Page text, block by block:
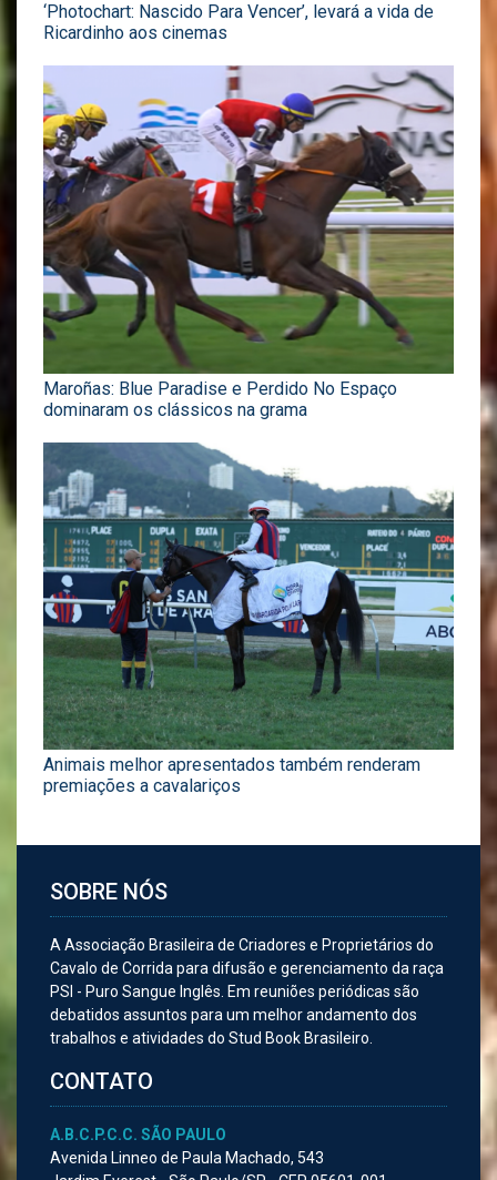
‘Photochart: Nascido Para Vencer’, levará a vida de
Ricardinho aos cinemas
Maroñas: Blue Paradise e Perdido No Espaço
dominaram os clássicos na grama
Animais melhor apresentados também renderam
premiações a cavalariços
SOBRE NÓS
A Associação Brasileira de Criadores e Proprietários do
Cavalo de Corrida para difusão e gerenciamento da raça
PSI - Puro Sangue Inglês. Em reuniões periódicas são
debatidos assuntos para um melhor andamento dos
trabalhos e atividades do Stud Book Brasileiro.
CONTATO
A.B.C.P.C.C. SÃO PAULO
Avenida Linneo de Paula Machado, 543